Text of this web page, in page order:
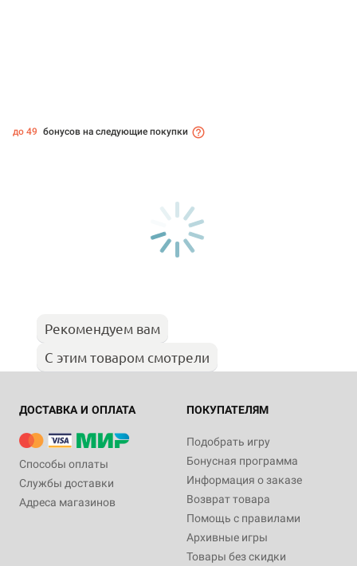
до 49 бонусов на следующие покупки
Рекомендуем вам
С этим товаром смотрели
ДОСТАВКА И ОПЛАТА
Способы оплаты
Службы доставки
Адреса магазинов
ПОКУПАТЕЛЯМ
Подобрать игру
Бонусная программа
Информация о заказе
Возврат товара
Помощь с правилами
Архивные игры
Товары без скидки